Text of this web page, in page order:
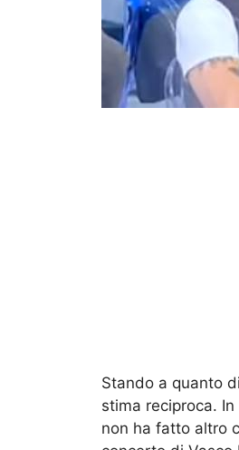
Stando a quanto
stima reciproca.
non ha fatto altro